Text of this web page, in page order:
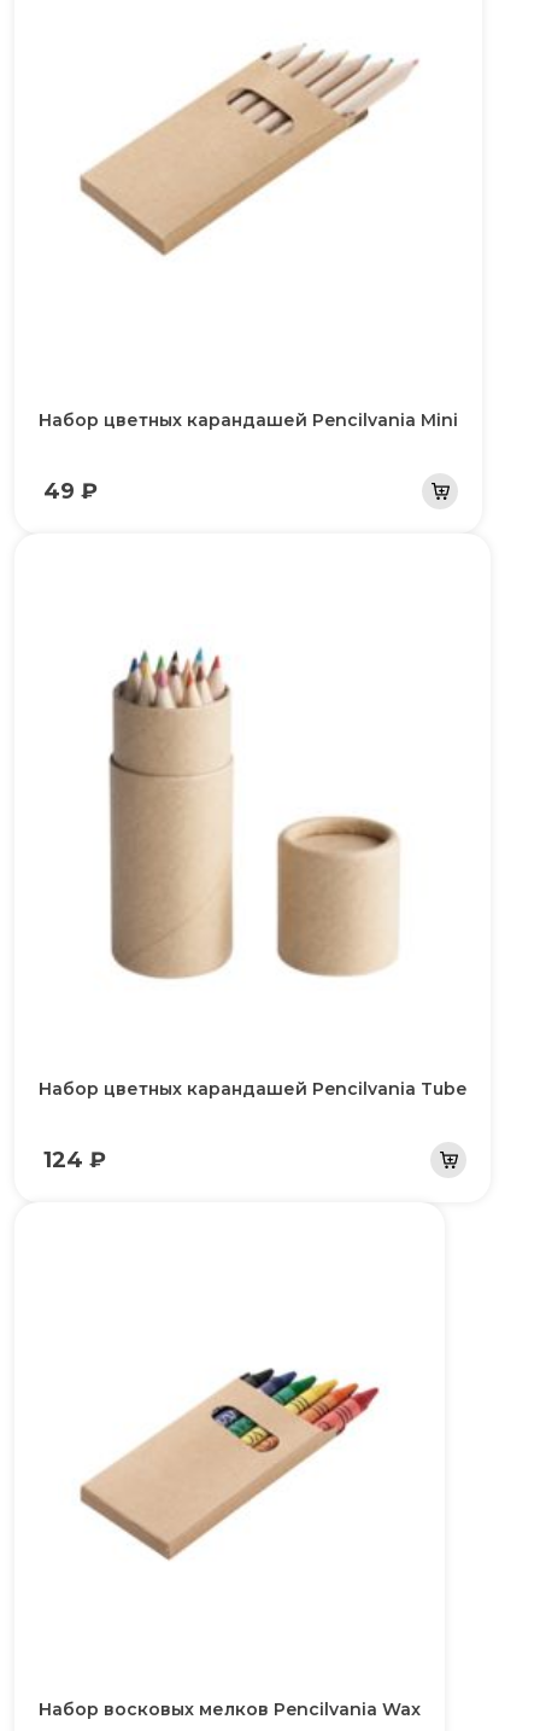
Набор цветных карандашей Pencilvania Mini
49 ₽
Набор цветных карандашей Pencilvania Tube
124 ₽
Набор восковых мелков Pencilvania Wax